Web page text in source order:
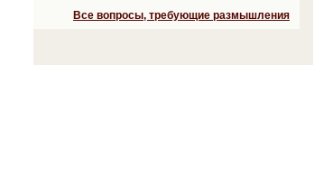
Все вопросы, требующие размышления